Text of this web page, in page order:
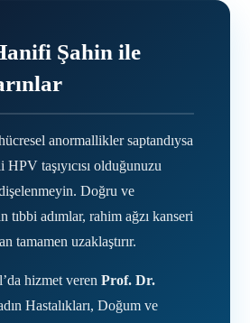
Şahin ile
anormallikler saptandıysa
taşıyıcısı olduğunuzu
Doğru ve
tıbbi adımlar, rahim ağzı kanseri
tamamen uzaklaştırır.
hizmet verenProf. Dr.
Hastalıkları, Doğum ve